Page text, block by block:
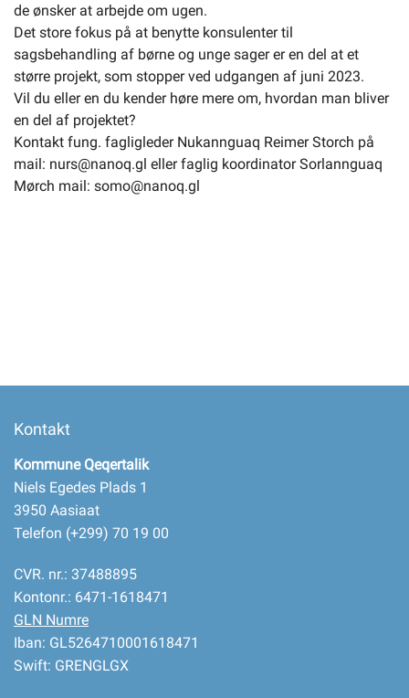
de ønsker at arbejde om ugen.
Det store fokus på at benytte konsulenter til
sagsbehandling af børne og unge sager er en del at et
større projekt, som stopper ved udgangen af juni 2023.
Vil du eller en du kender høre mere om, hvordan man bliver
en del af projektet?
Kontakt fung. fagligleder Nukannguaq Reimer Storch på
mail: nurs@nanoq.gl eller faglig koordinator Sorlannguaq
Mørch mail: somo@nanoq.gl
Kontakt
Kommune Qeqertalik
Niels Egedes Plads 1
3950 Aasiaat
Telefon (+299) 70 19 00
CVR. nr.: 37488895
Kontonr.: 6471-1618471
GLN Numre
Iban: GL5264710001618471
Swift: GRENGLGX